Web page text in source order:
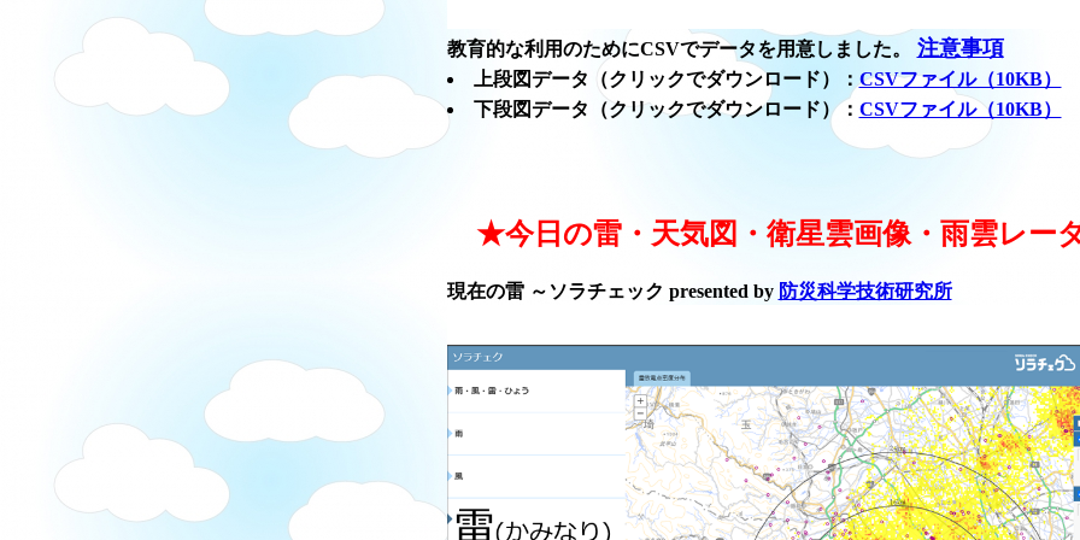
教育的な利用のためにCSVでデータを用意しました。 注意事項
上段図データ（クリックでダウンロード）： CSVファイル（10KB）
下段図データ（クリックでダウンロード）： CSVファイル（10KB）
★今日の雷・天気図・衛星雲画像・雨雲レー
現在の雷 ～ソラチェック presented by 防災科学技術研究所